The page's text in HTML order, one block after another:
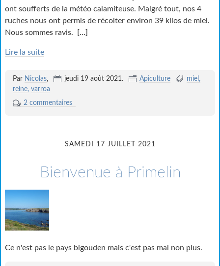
ont soufferts de la météo calamiteuse. Malgré tout, nos 4
ruches nous ont permis de récolter environ 39 kilos de miel.
Nous sommes ravis.
[…]
Lire la suite
Par Nicolas, jeudi 19 août 2021. Apiculture
miel
reine varroa
2 commentaires
SAMEDI 17 JUILLET 2021
Bienvenue à Primelin
Ce n'est pas le pays bigouden mais c'est pas mal non plus.